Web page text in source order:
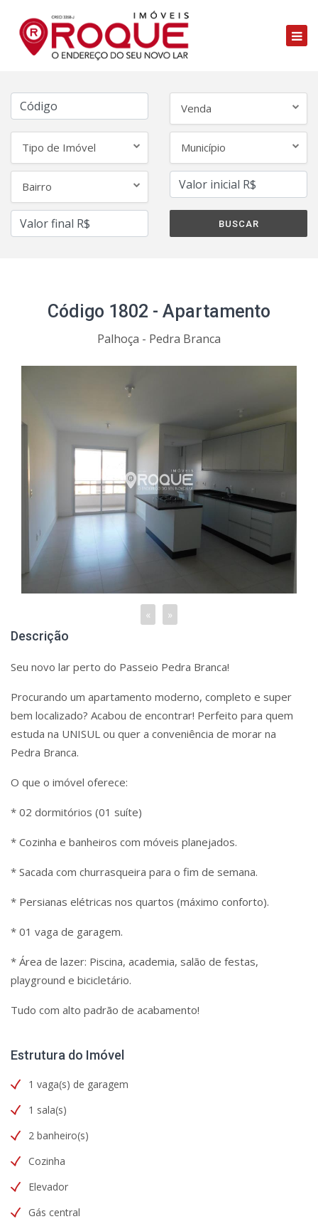
Venda
Tipo de Imóvel Município
Bairro
Código 1802 - Apartamento
Palhoça - Pedra Branca
« »
Descrição
Seu novo lar perto do Passeio Pedra Branca!
Procurando um apartamento moderno, completo e super
bem localizado? Acabou de encontrar! Perfeito para quem
estuda na UNISUL ou quer a conveniência de morar na
Pedra Branca.
O que o imóvel oferece:
* 02 dormitórios (01 suíte)
* Cozinha e banheiros com móveis planejados.
* Sacada com churrasqueira para o fim de semana.
* Persianas elétricas nos quartos (máximo conforto).
* 01 vaga de garagem.
* Área de lazer: Piscina, academia, salão de festas,
playground e bicicletário.
Tudo com alto padrão de acabamento!
Estrutura do Imóvel
1 vaga(s) de garagem
1 sala(s)
2 banheiro(s)
Cozinha
Elevador
Gás central